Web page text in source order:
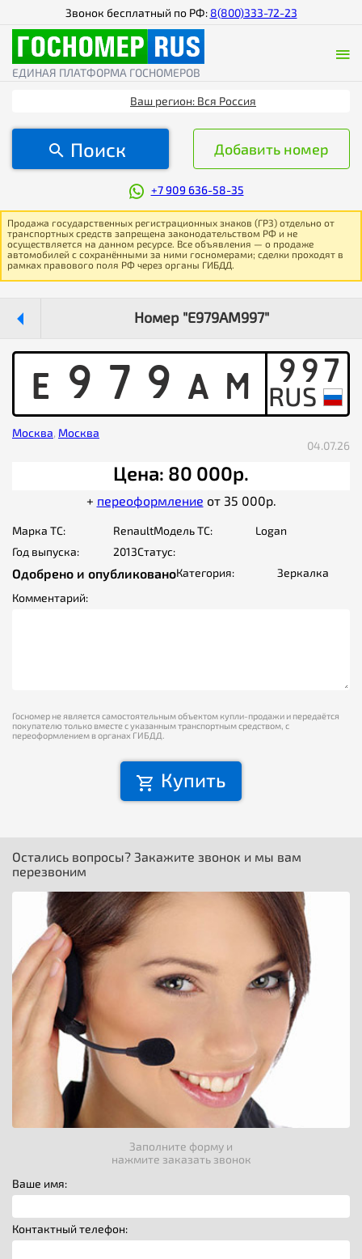
Звонок бесплатный по РФ: 8(800)333-72-23
ЕДИНАЯ ПЛАТФОРМА ГОСНОМЕРОВ
Ваш регион: Вся Россия
Поиск Добавить номер
+7 909 636-58-35
Продажа государственных регистрационных знаков (ГРЗ) отдельно от
транспортных средств запрещена законодательством РФ и не
осуществляется на данном ресурсе. Все объявления — о продаже
автомобилей с сохранёнными за ними госномерами; сделки проходят в
рамках правового поля РФ через органы ГИБДД.
Номер "Е979АМ997"
E 9 7 9 A M 997
Москва, Москва
04.07.26
Цена: 80 000р.
+ переоформление от 35 000р.
Марка ТС: RenaultМодель ТС:
Logan
Год выпуска:
2013Статус:
Одобрено и опубликованоКатегория:
Зеркалка
Комментарий:
Госномер не является самостоятельным объектом купли-продажи и передаётся
покупателю только вместе с указанным транспортным средством, с
переоформлением в органах ГИБДД.
Купить
Остались вопросы? Закажите звонок и мы вам
перезвоним
Заполните форму и
нажмите заказать звонок
Ваше имя:
Контактный телефон: